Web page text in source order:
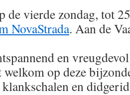
de vierde zondag, tot
NovaStrada. Aan de
en
op deze
en